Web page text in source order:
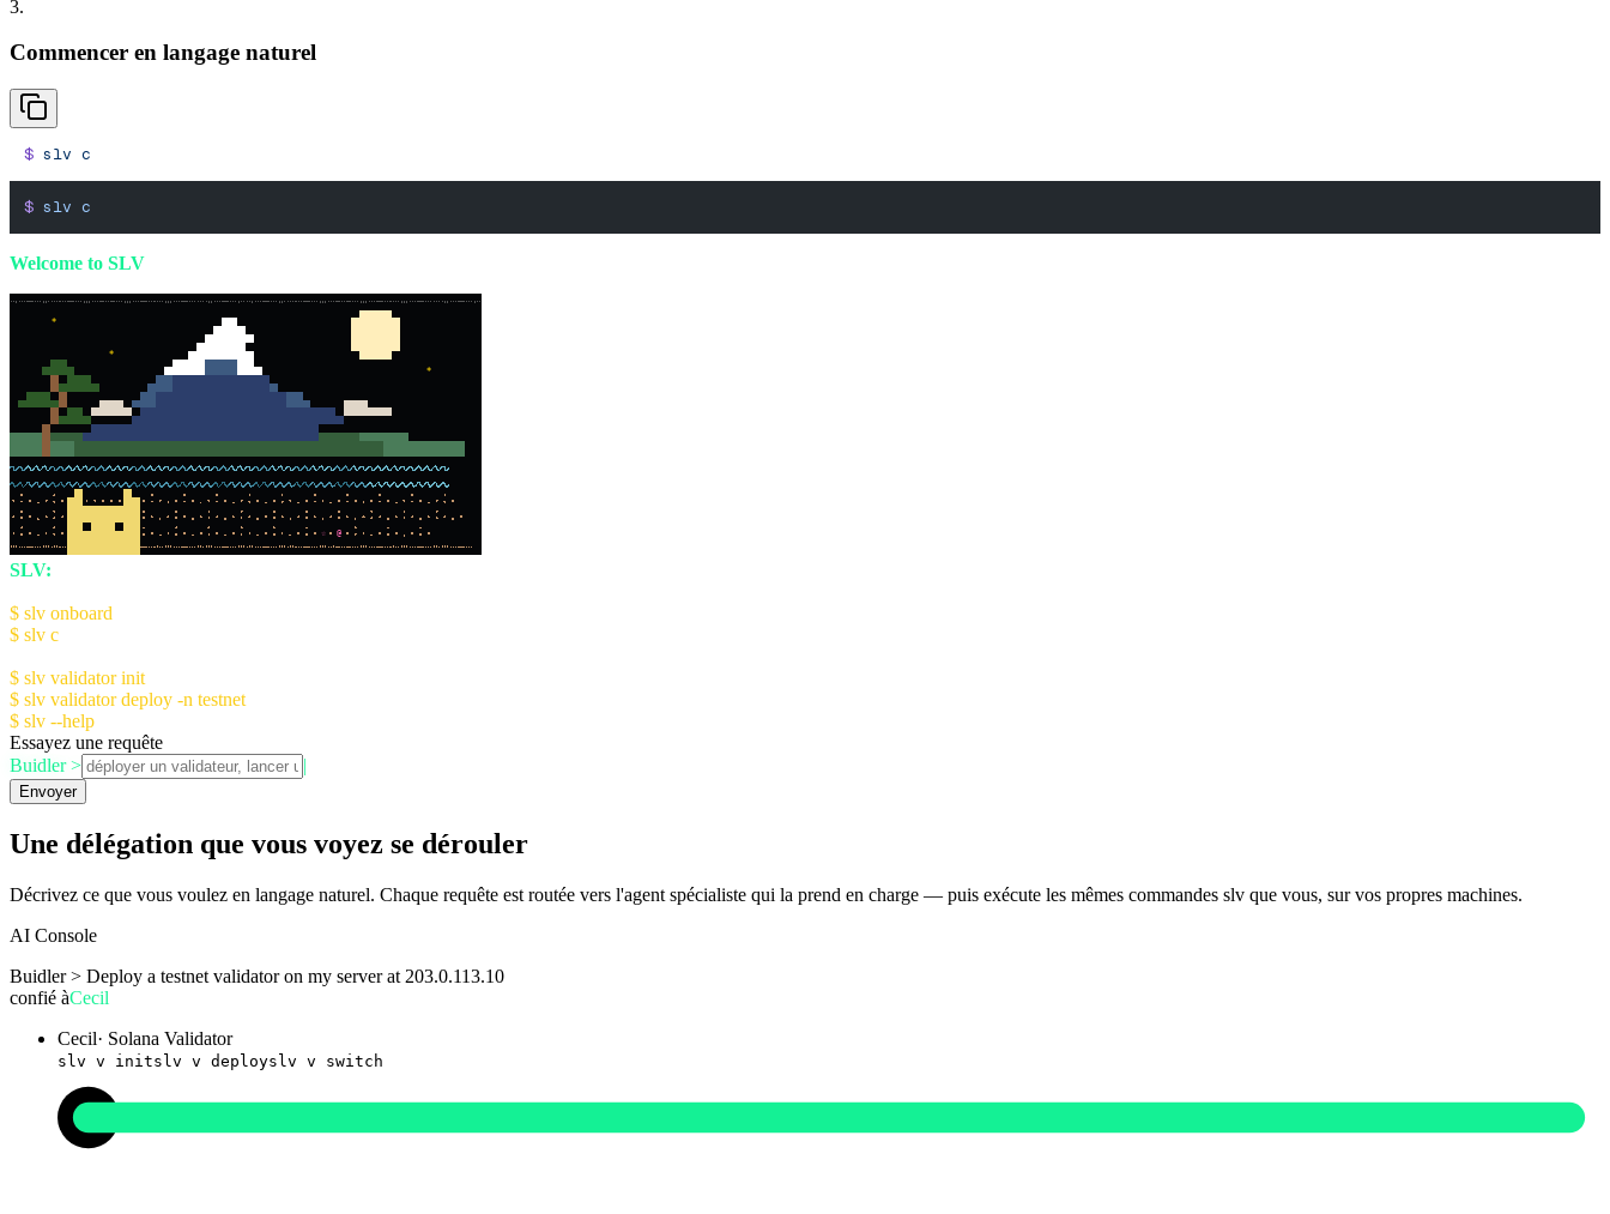
3.
Commencer en langage naturel
$ slv c
$ slv c
Welcome to SLV
*
*
*
☆ @
SLV:
$ slv onboard
$ slv c
$ slv validator init
$ slv validator deploy -n testnet
$ slv --help
Essayez une requête
Buidler >
|
Envoyer
Une délégation que vous voyez se dérouler
Décrivez ce que vous voulez en langage naturel. Chaque requête est routée vers l'agent spécialiste qui la prend en charge — puis exécute les mêmes commandes slv que vous, sur vos propres machines.
AI Console
Buidler > Deploy a testnet validator on my server at 203.0.113.10
confié àCecil
Cecil· Solana Validator
slv v initslv v deployslv v switch